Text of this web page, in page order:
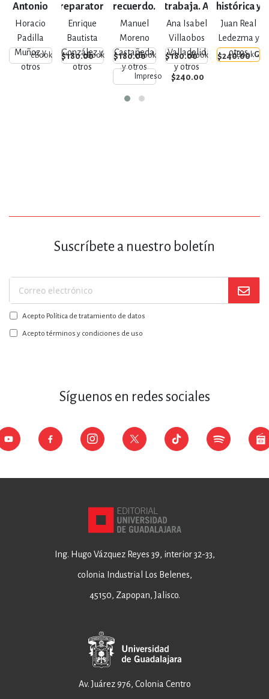
Antonio
Alcalde
Horacio
Padilla
Muñoz y
otros
eBook $180.00
Preparatoria
de Jalisco
Enrique
Bautista
González y
otros
eBook $180.00
recuerdo.
Crónicas
universitarias
desde la
tercera edad
(segundo
certamen)
Manuel
Moreno
Castañeda
y otros
eBook $180.00
Impreso $240.00
trabaja. A
90 años de
refundación
de la
Universidad
de
Ana Isabel
Villaobos
Valladolid
y otros
eBook $240.00
histórica y
biográfica
de la
Universidad
de
Juan Real
Ledezma y
otros
eBook
Suscríbete a nuestro boletín
Suscríbase
a
nuestro
boletín:
Acepto Política de tratamiento de datos
Acepto términos y condiciones de uso
Síguenos en redes sociales
Ing. Hugo Vázquez Reyes 39, interior 32-33,
colonia Industrial Los Belenes,
45150, Zapopan, Jalisco.
Av. Juárez 976, Colonia Centro